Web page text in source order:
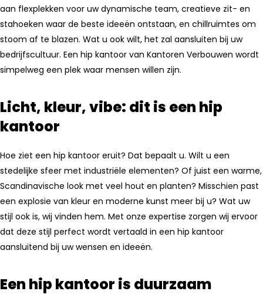
aan flexplekken voor uw dynamische team, creatieve zit- en
stahoeken waar de beste ideeën ontstaan, en chillruimtes om
stoom af te blazen. Wat u ook wilt, het zal aansluiten bij uw
bedrijfscultuur. Een hip kantoor van Kantoren Verbouwen wordt
simpelweg een plek waar mensen willen zijn.
Licht, kleur, vibe: dit is een hip
kantoor
Hoe ziet een hip kantoor eruit? Dat bepaalt u. Wilt u een
stedelijke sfeer met industriële elementen? Of juist een warme,
Scandinavische look met veel hout en planten? Misschien past
een explosie van kleur en moderne kunst meer bij u? Wat uw
stijl ook is, wij vinden hem. Met onze expertise zorgen wij ervoor
dat deze stijl perfect wordt vertaald in een hip kantoor
aansluitend bij uw wensen en ideeën.
Een hip kantoor is duurzaam